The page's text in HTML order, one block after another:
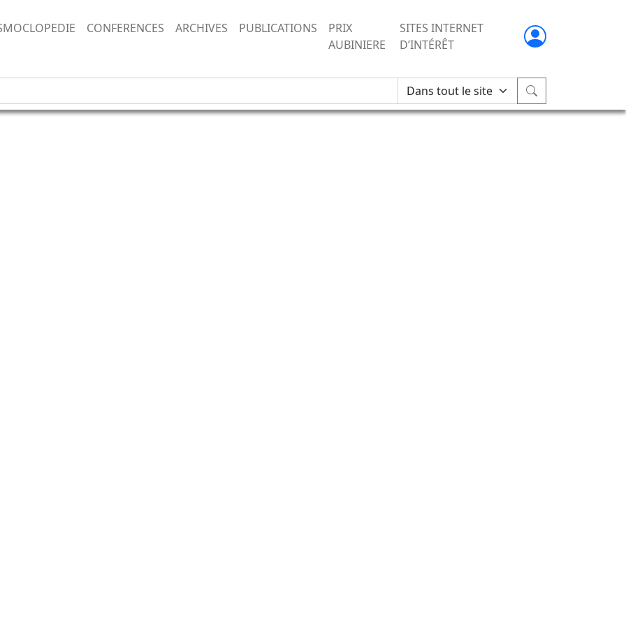
CONFERENCES ARCHIVES PUBLICATIONS
PRIX
AUBINIERE
SITES INTERNET
D’INTÉRÊT